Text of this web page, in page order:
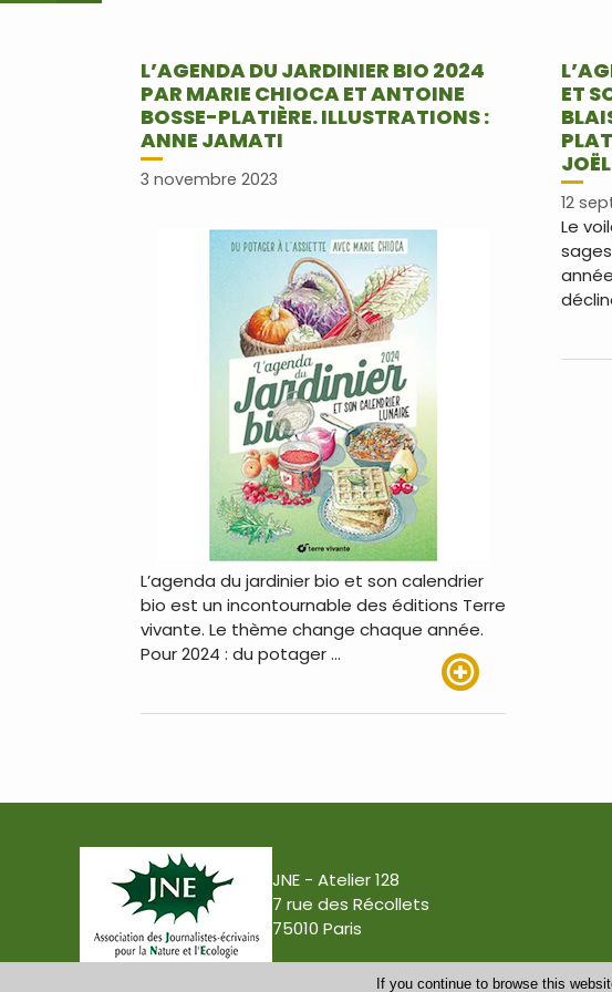
L’AGENDA DU JARDINIER BIO 2024
PAR MARIE CHIOCA ET ANTOINE
BOSSE-PLATIÈRE. ILLUSTRATIONS :
ANNE JAMATI
3 novembre 2023
L’agenda du jardinier bio et son calendrier
bio est un incontournable des éditions Terre
vivante. Le thème change chaque année.
Pour 2024 : du potager …
ET
12
Le
JNE - Atelier 128
7 rue des Récollets
75010 Paris
If you continue to browse this